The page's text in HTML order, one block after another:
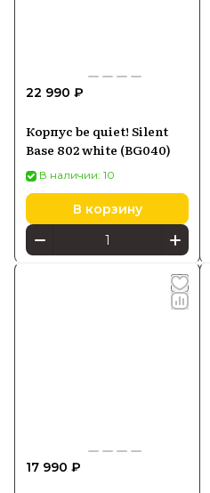
22 990 ₽
Корпус be quiet! Silent
Base 802 white (BG040)
В наличии: 10
В корзину
17 990 ₽